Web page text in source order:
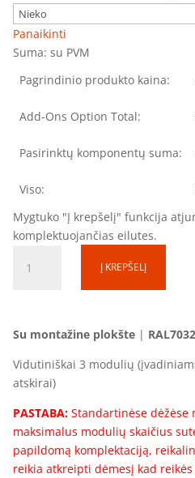
Panaikinti
Suma: su PVM
Pagrindinio produkto kaina:
Add-Ons Option Total:
Pasirinktų komponentų suma:
Viso:
Mygtuko "Į krepšelį" funkcija
komplektuojančias eilutes.
kiekis:
SD020215-
3
(3
(200x200x150)
Komplektacija
Į KREPŠELĮ
Su montažine plokšte|
Vidutiniškai 3 modulių
atskirai)
PASTABA:Standartinėse dėžėse
maksimalus modulių skaičius
papildomą komplektaciją,
reikia atkreipti dėmesį kad